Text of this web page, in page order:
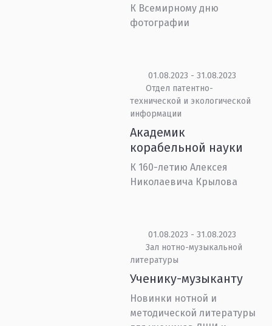
К Всемирному дню
фотографии
01.08.2023 - 31.08.2023
Отдел патентно-
технической и экологической
информации
Академик
корабельной науки
К 160-летию Алексея
Николаевича Крылова
01.08.2023 - 31.08.2023
Зал нотно-музыкальной
литературы
Ученику-музыканту
Новинки нотной и
методической литературы